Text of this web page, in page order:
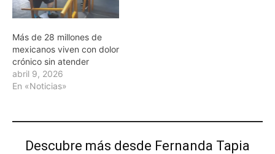
Más de 28 millones de
mexicanos viven con dolor
crónico sin atender
abril 9, 2026
En «Noticias»
Descubre más desde Fernanda Tapia